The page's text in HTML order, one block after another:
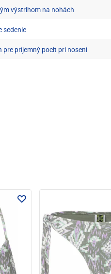
výstrihom na nohách
sedenie
príjemný pocit pri nosení